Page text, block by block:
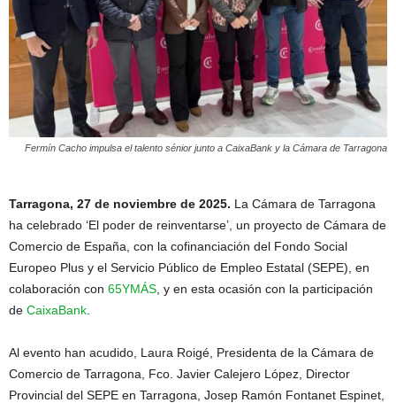
Fermín Cacho impulsa el talento sénior junto a CaixaBank y la Cámara de Tarragona
Tarragona, 27 de noviembre de 2025. La Cámara de Tarragona
ha celebrado ‘El poder de reinventarse’, un proyecto de Cámara de
Comercio de España, con la cofinanciación del Fondo Social
Europeo Plus y el Servicio Público de Empleo Estatal (SEPE), en
colaboración con 65YMÁS , y en esta ocasión con la participación
de CaixaBank
Al evento han acudido, Laura Roigé, Presidenta de la Cámara de
Comercio de Tarragona, Fco. Javier Calejero López, Director
Provincial del SEPE en Tarragona, Josep Ramón Fontanet Espinet,